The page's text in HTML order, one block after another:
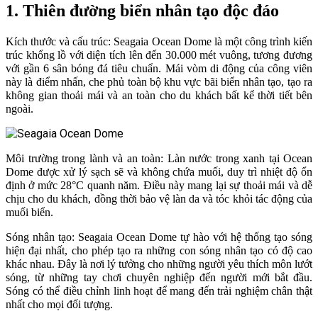
1. Thiên đường biển nhân tạo độc đáo
Kích thước và cấu trúc: Seagaia Ocean Dome là một công trình kiến
trúc khổng lồ với diện tích lên đến 30.000 mét vuông, tương đương
với gần 6 sân bóng đá tiêu chuẩn. Mái vòm di động của công viên
này là điểm nhấn, che phủ toàn bộ khu vực bãi biển nhân tạo, tạo ra
không gian thoải mái và an toàn cho du khách bất kể thời tiết bên
ngoài.
Môi trường trong lành và an toàn: Làn nước trong xanh tại Ocean
Dome được xử lý sạch sẽ và không chứa muối, duy trì nhiệt độ ổn
định ở mức 28°C quanh năm. Điều này mang lại sự thoải mái và dễ
chịu cho du khách, đồng thời bảo vệ làn da và tóc khỏi tác động của
muối biển.
Sóng nhân tạo: Seagaia Ocean Dome tự hào với hệ thống tạo sóng
hiện đại nhất, cho phép tạo ra những con sóng nhân tạo có độ cao
khác nhau. Đây là nơi lý tưởng cho những người yêu thích môn lướt
sóng, từ những tay chơi chuyên nghiệp đến người mới bắt đầu.
Sóng có thể điều chỉnh linh hoạt để mang đến trải nghiệm chân thật
nhất cho mọi đối tượng.